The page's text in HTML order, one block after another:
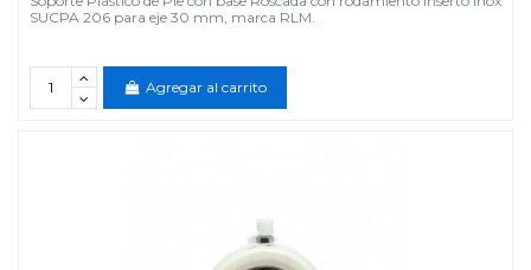
SUCPA 206 para eje 30 mm, marca RLM.
Agregar al carrito